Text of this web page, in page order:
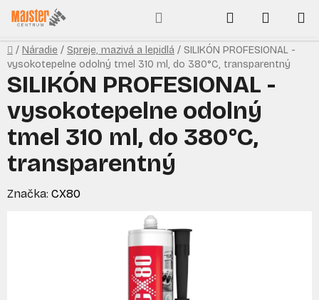
Prejsť
na
obsah
Hľadať
KOŠÍK
Domov
/ Náradie / Spreje, mazivá a lepidlá / SILIKÓN PROFESIONAL -
vysokotepelne odolný tmel 310 ml, do 380°C, transparentný
SILIKÓN PROFESIONAL -
vysokotepelne odolný
tmel 310 ml, do 380°C,
transparentný
Značka: CX80